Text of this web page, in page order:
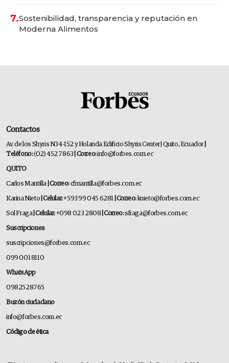
7.Sostenibilidad, transparencia y reputación en
Moderna Alimentos
Contactos
Av. de los Shyris N34-152 y Holanda Edificio Shyris Center | Quito, Ecuador
Teléfono:(02) 452 7863 | Correo:info@forbes.com.ec
QUITO
Carlos Mantilla | Correo:cfmantilla@forbes.com.ec
Karina Nieto | Celular:+593 99 045 6281 | Correo:knieto@forbes.com.ec
Sol Fraga| Celular:+098 023 2808 | Correo:sfraga@forbes.com.ec
Suscripciones
suscripciones@forbes.com.ec
099 001 8110
WhatsApp
0982528765
Buzón ciudadano
info@forbes.com.ec
Código de ética